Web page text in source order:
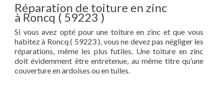
Réparation de toiture en zinc
à Roncq ( 59223 )
Si vous avez opté pour une toiture en zinc et que vous
habitez à Roncq ( 59223 ), vous ne devez pas négliger les
réparations, même les plus futiles. Une toiture en zinc
doit évidemment être entretenue, au même titre qu’une
couverture en ardoises ou en tuiles.